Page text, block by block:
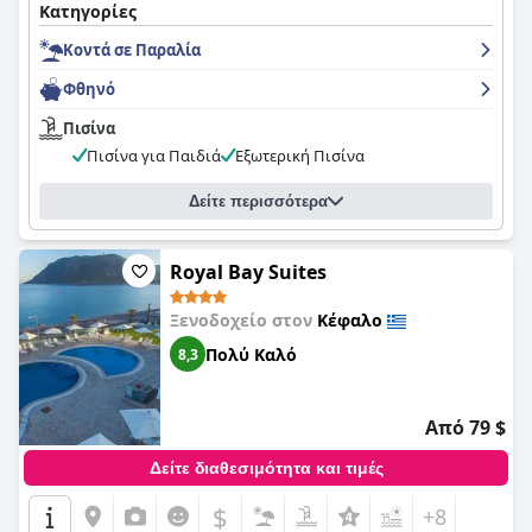
Κατηγορίες
Κοντά σε Παραλία
Φθηνό
Πισίνα
Πισίνα για Παιδιά
Εξωτερική Πισίνα
Δείτε περισσότερα
Royal Bay Suites
Ξενοδοχείο στον Κέφαλο
8,3 Πολύ Καλό
Από 79 $
Δείτε διαθεσιμότητα και τιμές
$ +8